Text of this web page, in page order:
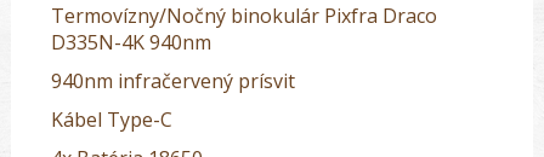
Termovízny/Nočný binokulár Pixfra Draco
D335N-4K 940nm
940nm infračervený prísvit
Kábel Type-C